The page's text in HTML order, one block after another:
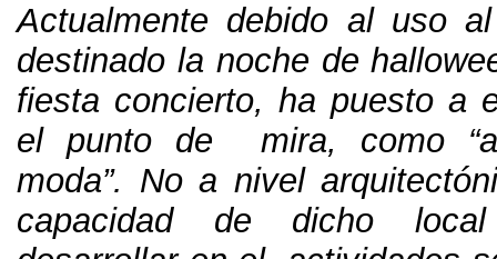
Actualmente debido al uso
destinado la noche de
fiesta concierto, ha puesto a
el punto de mira, como
moda”. No a nivel
capacidad de dicho